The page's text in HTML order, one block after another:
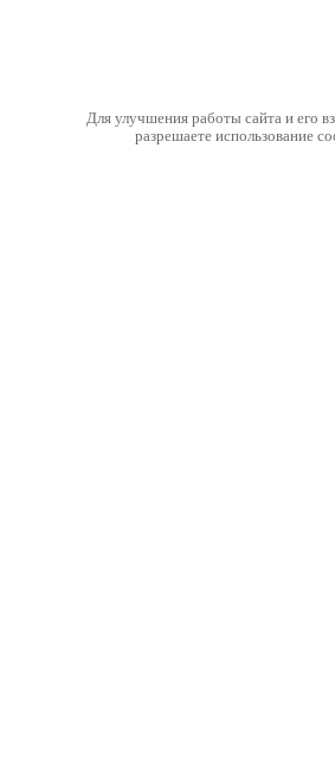
Для улучшения работы сайта и его
разрешаете использование